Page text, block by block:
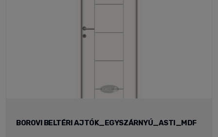
BOROVI BELTÉRI AJTÓK_EGYSZÁRNYÚ_ASTI_MDF